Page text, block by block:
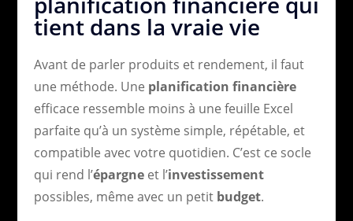
tient dans la vraie vie
Avant de parler produits et rendement, il faut
une méthode. Une planification financière
efficace ressemble moins à une feuille Excel
parfaite qu’à un système simple, répétable, et
compatible avec votre quotidien. C’est ce socle
qui rend l’épargneet l’investissement
possibles, même avec un petit budget.